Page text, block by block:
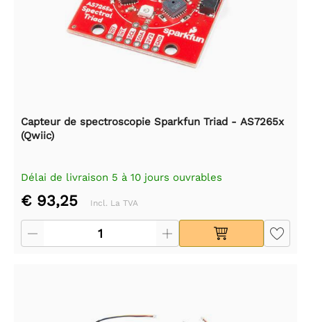
Capteur de spectroscopie Sparkfun Triad - AS7265x
(Qwiic)
Délai de livraison 5 à 10 jours ouvrables
€ 93,25 Incl. La TVA